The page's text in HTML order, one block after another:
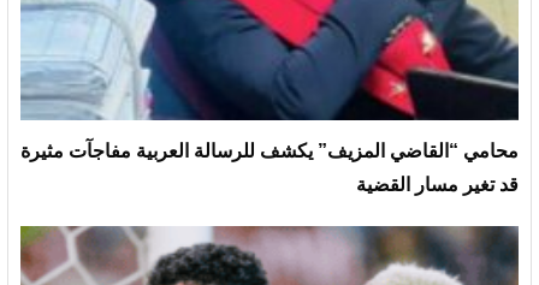
محامي “القاضي المزيف” يكشف للرسالة العربية مفاجآت مثيرة
قد تغير مسار القضية